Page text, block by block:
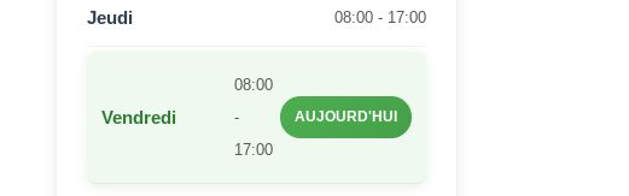
Jeudi 08:00 - 17:00
Vendredi
08:00
-
17:00
AUJOURD'HUI